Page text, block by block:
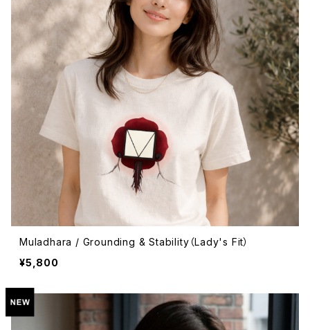
Muladhara / Grounding & Stability（Lady's Fit）
¥5,800